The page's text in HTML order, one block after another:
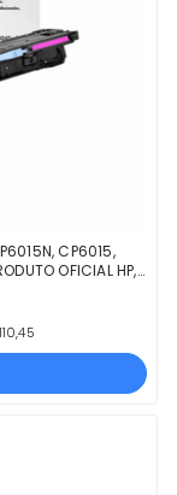
CP6015,
OFICIAL HP,